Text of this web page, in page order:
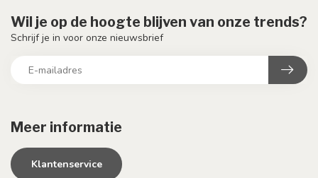
Meer informatie
Klantenservice
Wil je op de hoogte blijven van onze trends?
Schrijf je in voor onze nieuwsbrief